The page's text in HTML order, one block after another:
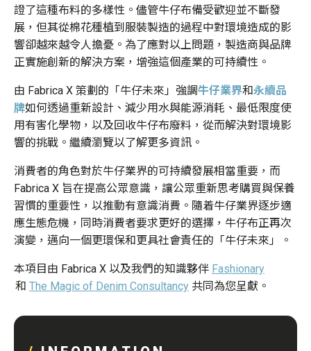
證了這種布料的多樣性。 儘管牛仔布備受歡迎並不斷發
展，但其從棉花種植到服裝製造的過程中對環境造成的影
響卻越來越令人擔憂。 為了應對以上問題，製造商與品牌
正實施創新的解決方案，增強這個產業的可持續性。
由 Fabrica X 策劃的「牛仔未來」強調牛仔業界和永續品
牌如何透過重新設計、減少用水與能源消耗、最低限度使
用有害化學物，以及回收牛仔布廢料，從而解決對環境影
響的挑戰。 繼續瀏覽以了解更多資訊。
消費者的角色對於牛仔業界的可持續發展相當重要，而
Fabrica X 旨在提高公眾意識，讓公眾重新思考購買與保養
習慣的重要性，以推動有意識消費。隨着牛仔業界逐步適
應生態危機，同時消費者要求更好的選擇，牛仔布正再次
演變，邁向一個更環保和更具社會責任的「牛仔未來」。
本項 目 由 Fabrica X 以及我們的知識夥伴 Fashionary
和 The Magic of Denim Consultancy 共同 為您呈獻 。